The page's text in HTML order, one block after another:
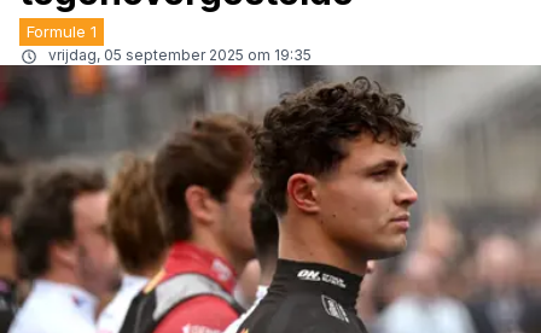
Formule 1
vrijdag, 05 september 2025 om 19:35